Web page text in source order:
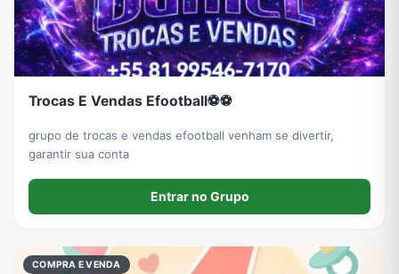
Trocas E Vendas Efootball⚽⚽
grupo de trocas e vendas efootball venham se divertir,
garantir sua conta
Entrar no Grupo
COMPRA E VENDA